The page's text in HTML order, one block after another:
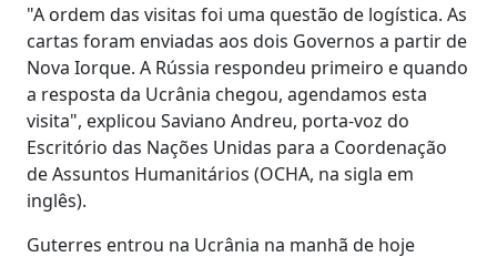
"A ordem das visitas foi uma questão de logística. As
cartas foram enviadas aos dois Governos a partir de
Nova Iorque. A Rússia respondeu primeiro e quando
a resposta da Ucrânia chegou, agendamos esta
visita", explicou Saviano Andreu, porta-voz do
Escritório das Nações Unidas para a Coordenação
de Assuntos Humanitários (OCHA, na sigla em
inglês).
Guterres entrou na Ucrânia na manhã de hoje